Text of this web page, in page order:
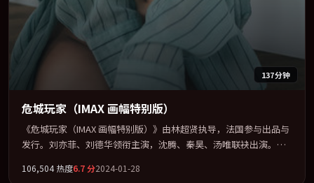
137分钟
危城玩家（IMAX 画幅特别版）
《危城玩家（IMAX 画幅特别版）》由林超贤执导，法国参与出品与
发行。刘亦菲、刘德华领衔主演，沈腾、秦昊、汤唯联袂出演。在
为骨架，在叙事、表演与视听上力求统一。定于 2024-07-06 在内地
106,504热度6.7分2024-01-28